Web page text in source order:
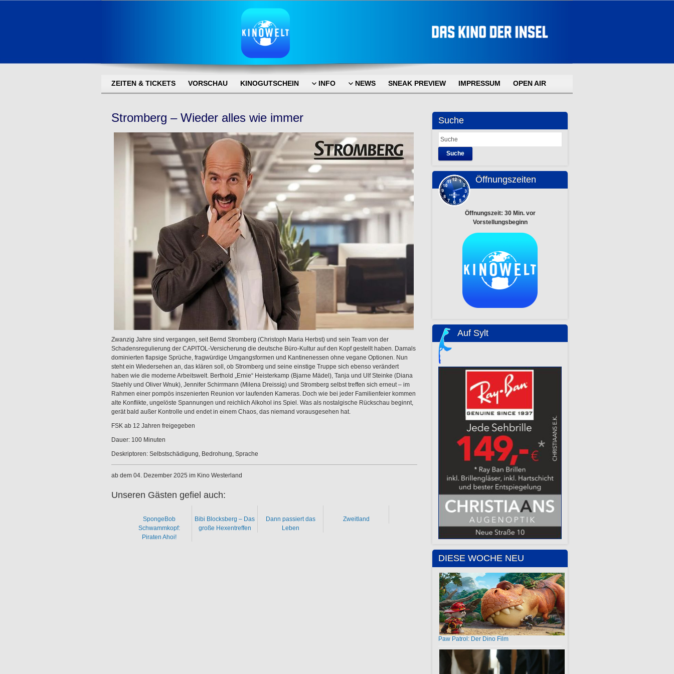
ZEITEN & TICKETS VORSCHAU KINOGUTSCHEIN INFO NEWS SNEAK PREVIEW IMPRESSUM OPEN AIR
Stromberg – Wieder alles wie immer
Zwanzig Jahre sind vergangen, seit Bernd Stromberg (Christoph Maria Herbst) und sein Team von der
Schadensregulierung der CAPITOL-Versicherung die deutsche Büro-Kultur auf den Kopf gestellt haben. Damals
dominierten flapsige Sprüche, fragwürdige Umgangsformen und Kantinenessen ohne vegane Optionen. Nun
steht ein Wiedersehen an, das klären soll, ob Stromberg und seine einstige Truppe sich ebenso verändert
haben wie die moderne Arbeitswelt. Berthold „Ernie“ Heisterkamp (Bjarne Mädel), Tanja und Ulf Steinke (Diana
Staehly und Oliver Wnuk), Jennifer Schirrmann (Milena Dreissig) und Stromberg selbst treffen sich erneut – im
Rahmen einer pompös inszenierten Reunion vor laufenden Kameras. Doch wie bei jeder Familienfeier kommen
alte Konflikte, ungelöste Spannungen und reichlich Alkohol ins Spiel. Was als nostalgische Rückschau beginnt,
gerät bald außer Kontrolle und endet in einem Chaos, das niemand vorausgesehen hat.
FSK ab 12 Jahren freigegeben
Dauer: 100 Minuten
Deskriptoren: Selbstschädigung, Bedrohung, Sprache
ab dem 04. Dezember 2025 im Kino Westerland
Unseren Gästen gefiel auch:
SpongeBob
Schwammkopf:
Piraten Ahoi!
Bibi Blocksberg – Das
große Hexentreffen
Dann passiert das
Leben
Zweitland
Suche
Suche
Öffnungszeiten
Öffnungszeit: 30 Min. vor
Vorstellungsbeginn
Auf Sylt
DIESE WOCHE NEU
Paw Patrol: Der Dino Film